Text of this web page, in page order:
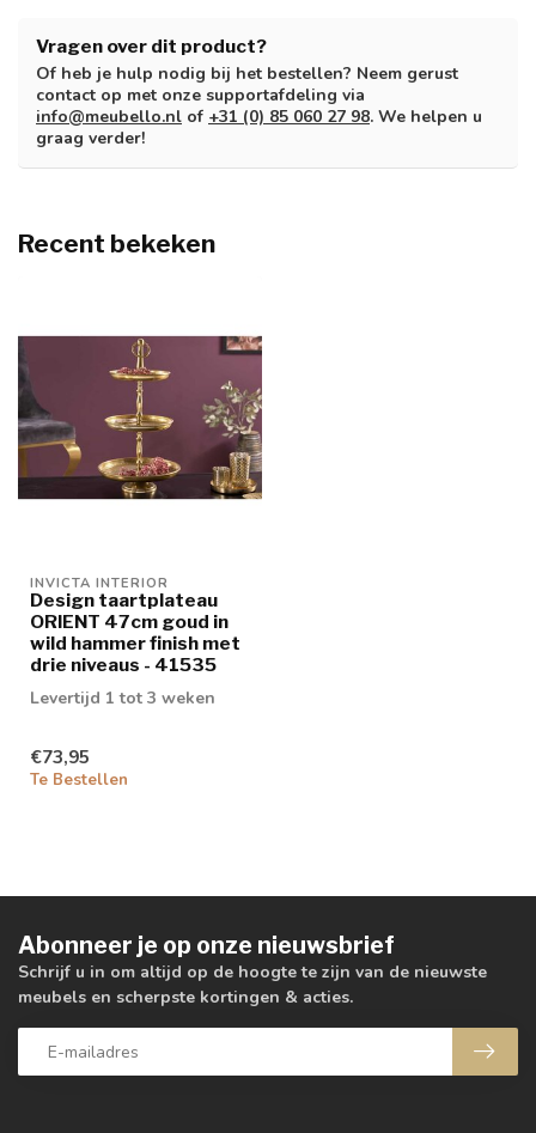
Vragen over dit product?
Of heb je hulp nodig bij het bestellen? Neem gerust
contact op met onze supportafdeling via
info@meubello.nl of +31 (0) 85 060 27 98. We helpen u
graag verder!
Recent bekeken
INVICTA INTERIOR
Design taartplateau
ORIENT 47cm goud in
wild hammer finish met
drie niveaus - 41535
Levertijd 1 tot 3 weken
€73,95
Te Bestellen
Abonneer je op onze nieuwsbrief
Schrijf u in om altijd op de hoogte te zijn van de nieuwste
meubels en scherpste kortingen & acties.